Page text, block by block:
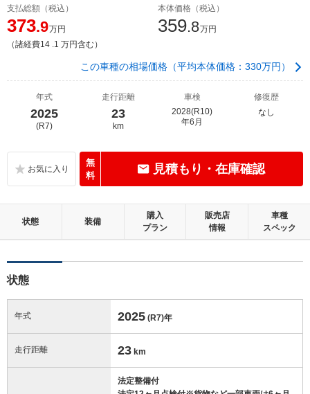
支払総額（税込）
373.9万円
（諸経費14 .1 万円含む）
本体価格（税込）
359.8万円
この車種の相場価格（平均本体価格：330万円）
年式
2025
(R7)
走行距離
23
km
車検
2028(R10)
年6月
修復歴
なし
無
料
見積もり・在庫確認
状態 装備
購入
プラン
販売店
情報
車種
スペック
状態
年式 2025 (R7)年
走行距離 23 km
法定整備付